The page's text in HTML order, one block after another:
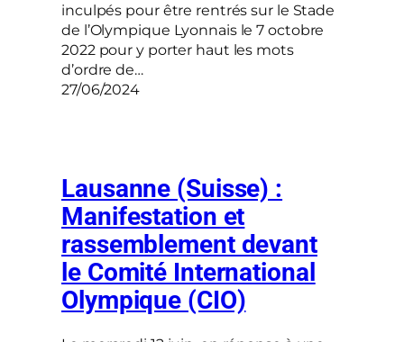
inculpés pour être rentrés sur le Stade
de l’Olympique Lyonnais le 7 octobre
2022 pour y porter haut les mots
d’ordre de…
27/06/2024
Lausanne (Suisse) :
Manifestation et
rassemblement devant
le Comité International
Olympique (CIO)